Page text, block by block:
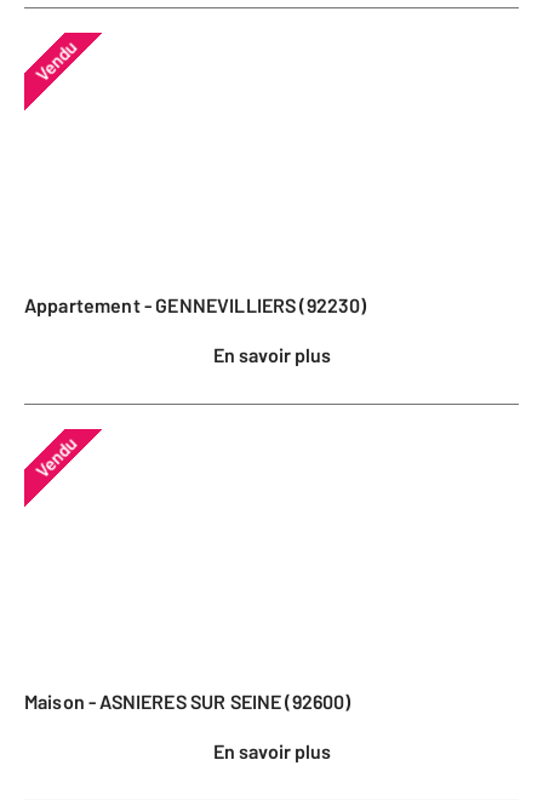
Vendu
Appartement - GENNEVILLIERS (92230)
En savoir plus
Vendu
Maison - ASNIERES SUR SEINE (92600)
En savoir plus